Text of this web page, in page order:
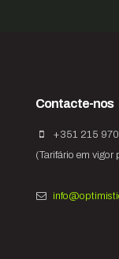
Contacte-nos
+351 215
(Tarifário em vigor